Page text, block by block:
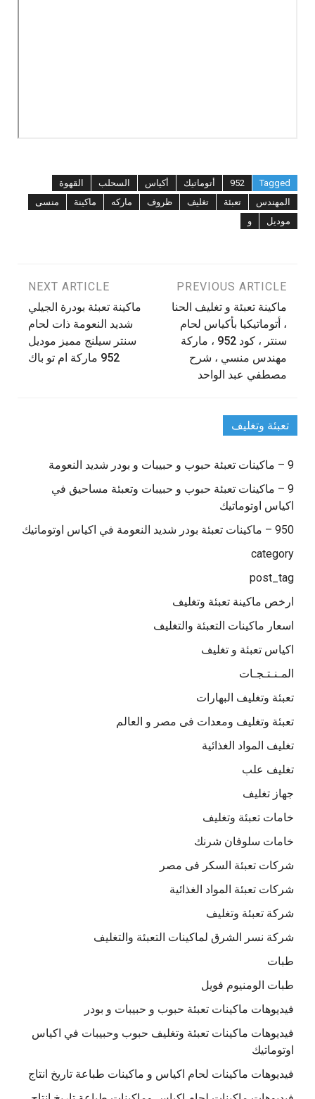
Tagged
952 أتوماتيك أكياس السحلب
القهوة
المهندس
تعبئة تغليف ظروف ماركه ماكينة
منسى
موديل
و
تصفّح
المقالات
PREVIOUS ARTICLE
ماكينة تعبئة و تغليف الحنا
، أتوماتيكيا بأكياس لحام
سنتر ، كود 952 ، ماركة
مهندس منسي ، شرح
مصطفي عبد الواحد
NEXT ARTICLE
‫ماكينة تعبئة بودرة الجيلي
شديد النعومة ذات لحام
سنتر سيلنج مميز موديل
تعبئة وتغليف
9 – ماكينات تعبئة حبوب و حبيبات و بودر شديد النعومة
9 – ماكينات تعبئة حبوب و حبيبات وتعبئة مساحيق في
اكياس اوتوماتيك
950 – ماكينات تعبئة بودر شديد النعومة في اكياس اوتوماتيك
category
post_tag
ارخص ماكينة تعبئة وتغليف
اسعار ماكينات التعبئة والتغليف
اكياس تعبئة و تغليف
المـنـتـجـات
تعبئة وتغليف البهارات
تعبئة وتغليف ومعدات فى مصر و العالم
تغليف المواد الغذائية
تغليف علب
جهاز تغليف
خامات تعبئة وتغليف
خامات سلوفان شرنك
شركات تعبئة السكر فى مصر
شركات تعبئة المواد الغذائية
شركة تعبئة وتغليف
شركة نسر الشرق لماكينات التعبئة والتغليف
طبات
طبات الومنيوم فويل
فيديوهات ماكينات تعبئة حبوب و حبيبات و بودر
فيديوهات ماكينات تعبئة وتغليف حبوب وحبيبات في اكياس
اوتوماتيك
فيديوهات ماكينات لحام اكياس و ماكينات طباعة تاريخ انتاج